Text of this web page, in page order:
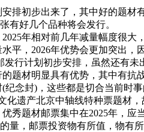
初步出来了，其中好的题材
有好几个品种将会发行。
年相对前几年减量幅度很大，
平，2026年优势会更加突出，
计划初步安排，虽然还有未
题材明显具有优势，其中有抗
念封)，这些都是切合当前时
遗产北京中轴线特种票题材
秀题材邮票集中在2025年，应
，邮票投资物有所值，物有所